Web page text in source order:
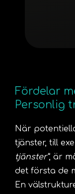
Fördelar
Personlig
När
tjänster, till
tjänster”, är
det första de
En